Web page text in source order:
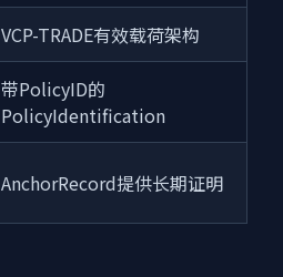
VCP-TRADE有效载荷架构
带PolicyID的
PolicyIdentification
AnchorRecord提供长期证明